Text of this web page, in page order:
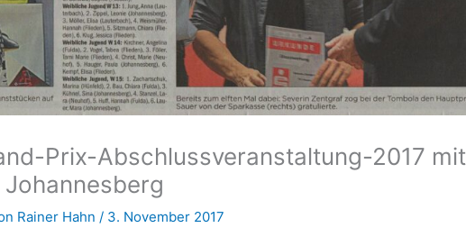
Prix-Abschlussveranstaltung-2017 mit
Rainer Hahn / 3. November 2017